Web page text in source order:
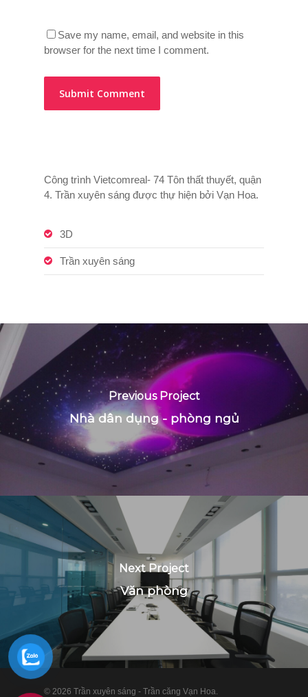
Save my name, email, and website in this
browser for the next time I comment.
Công trình Vietcomreal- 74 Tôn thất thuyết, quận
4. Trần xuyên sáng được thự hiện bởi Vạn Hoa.
3D
Trần xuyên sáng
Previous Project
Nhà dân dụng - phòng ngủ
Next Project
Văn phòng
© 2026 Trần xuyên sáng - Trần căng Vạn Hoa.